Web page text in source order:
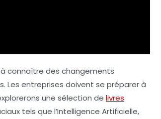
à connaître des changements
Les entreprises doivent se préparer à
une sélection de livres
tels que l’Intelligence Artificielle,